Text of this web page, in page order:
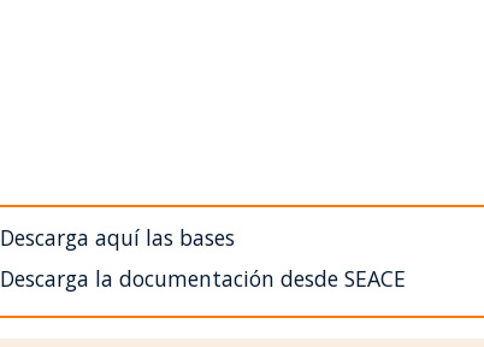
Descarga aquí las bases
Descarga la documentación desde SEACE